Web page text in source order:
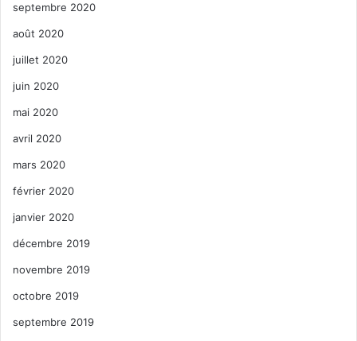
septembre 2020
août 2020
juillet 2020
juin 2020
mai 2020
avril 2020
mars 2020
février 2020
janvier 2020
décembre 2019
novembre 2019
octobre 2019
septembre 2019